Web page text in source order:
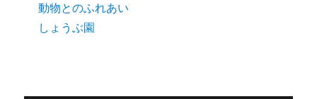
動物とのふれあい
しょうぶ園